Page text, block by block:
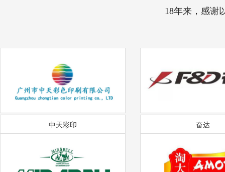
18年来，感谢
中天彩印 奋达